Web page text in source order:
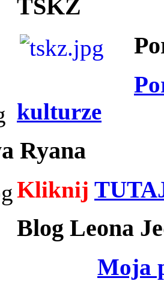
TSKZ
kulturze
Ryana
Kliknij
Blog Leona
Moja